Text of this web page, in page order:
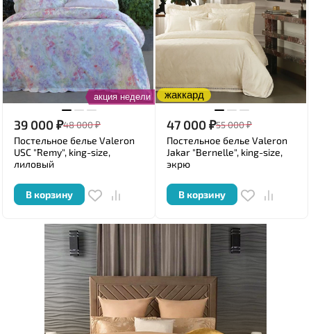
акция недели
39 000₽48 000₽
Постельное белье Valeron
USC "Remy", king-size,
лиловый
В корзину
жаккард
47 000₽55 000₽
Постельное белье Valeron
Jakar "Bernelle", king-size,
экрю
В корзину